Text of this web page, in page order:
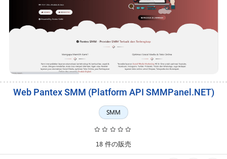
Web Pantex SMM (Platform API SMMPanel.NET)
SMM
18 件の販売